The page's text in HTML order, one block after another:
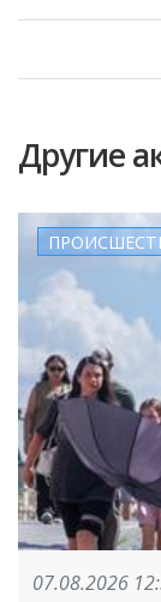
Другие
07.08.2026